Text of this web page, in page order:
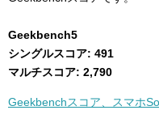
Geekbench5
シングルスコア: 491
マルチスコア: 2,790
Geekbenchスコア、スマホ